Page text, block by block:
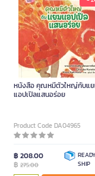
หนังสือ คุณหมีตัวใหญ่กับแ
แอปเปิลแสนอร่อย
Product Code DA04965
฿ 208.00
฿ 275.00
SHIP